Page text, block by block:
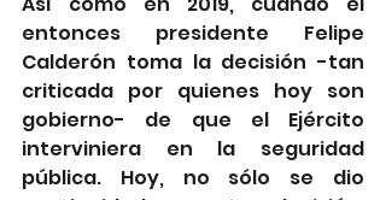
entonces presidente Felipe
Calderón toma la decisión -tan
criticada por quienes hoy son
gobierno- de que el Ejército
interviniera en la seguridad
pública. Hoy, no sólo se dio